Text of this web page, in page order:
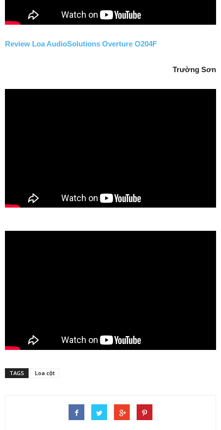
Review Loa AudioSolutions Overture O204F
Trường Sơn
TAGS Loa cột